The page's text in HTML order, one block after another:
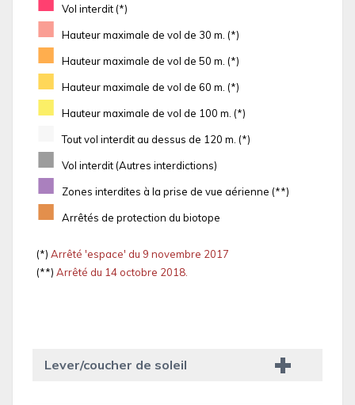
Vol interdit (*)
■ Hauteur maximale de vol de 30 m. (*)
■ Hauteur maximale de vol de 50 m. (*)
■ Hauteur maximale de vol de 60 m. (*)
■ Hauteur maximale de vol de 100 m. (*)
Tout vol interdit au dessus de 120 m. (*)
■ Vol interdit (Autres interdictions)
■ Zones interdites à la prise de vue aérienne (**)
■ Arrêtés de protection du biotope
(*) Arrêté 'espace' du 9 novembre 2017
(**) Arrêté du 14 octobre 2018.
Lever/coucher de soleil